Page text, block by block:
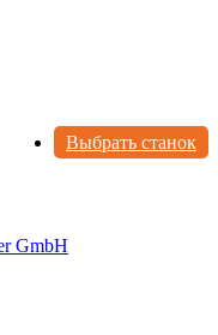
Выбрать станок
GmbH